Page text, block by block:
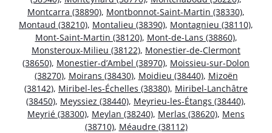
Montcarra (38890), Montbonnot-Saint-Martin (38330),
Montaud (38210), Montalieu (38390), Montagnieu (38110),
Mont-Saint-Martin (38120), Mont-de-Lans (38860),
Monsteroux-Milieu (38122), Monestier-de-Clermont
(38650), Monestier-d’Ambel (38970), Moissieu-sur-Dolon
(38270), Moirans (38430), Moidieu (38440), Mizoën
(38142), Miribel-les-Échelles (38380), Miribel-Lanchâtre
(38450), Meyssiez (38440), Meyrieu-les-Étangs (38440),
Meyrié (38300), Meylan (38240), Merlas (38620), Mens
(38710), Méaudre (38112)